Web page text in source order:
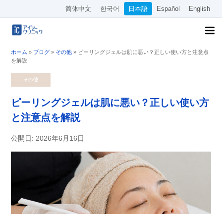
简体中文 한국어 日本語 Español English
ホーム » ブログ » その他 » ピーリングジェルは肌に悪い？正しい使い方と注意点
を解説
その他
ピーリングジェルは肌に悪い？正しい使い方
と注意点を解説
公開日: 2026年6月16日